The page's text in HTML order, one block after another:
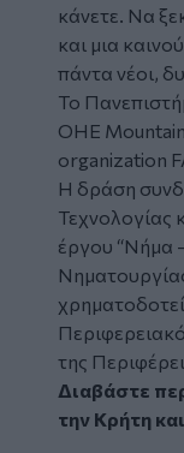
κάνετε. Να
και μια
πάντα νέοι,
Το
ΟΗΕ
organization
Η δράση
Τεχνολογίας
έργου “Νήμα
της
Διαβάστε
την Κρήτη